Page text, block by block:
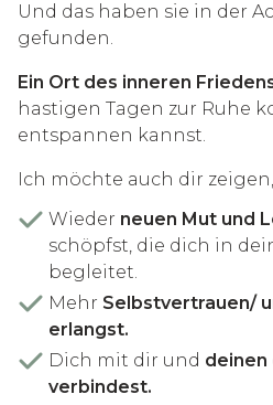
Und das haben sie in der
gefunden.
Ein Ort des inneren
hastigen Tagen zur Ruhe
entspannen kannst.
Ich möchte auch dir
Wieder neuen Mut und
schöpfst, die dich in
begleitet.
Mehr Selbstvertrauen/
erlangst.
Dich mit dir und deinen
verbindest.